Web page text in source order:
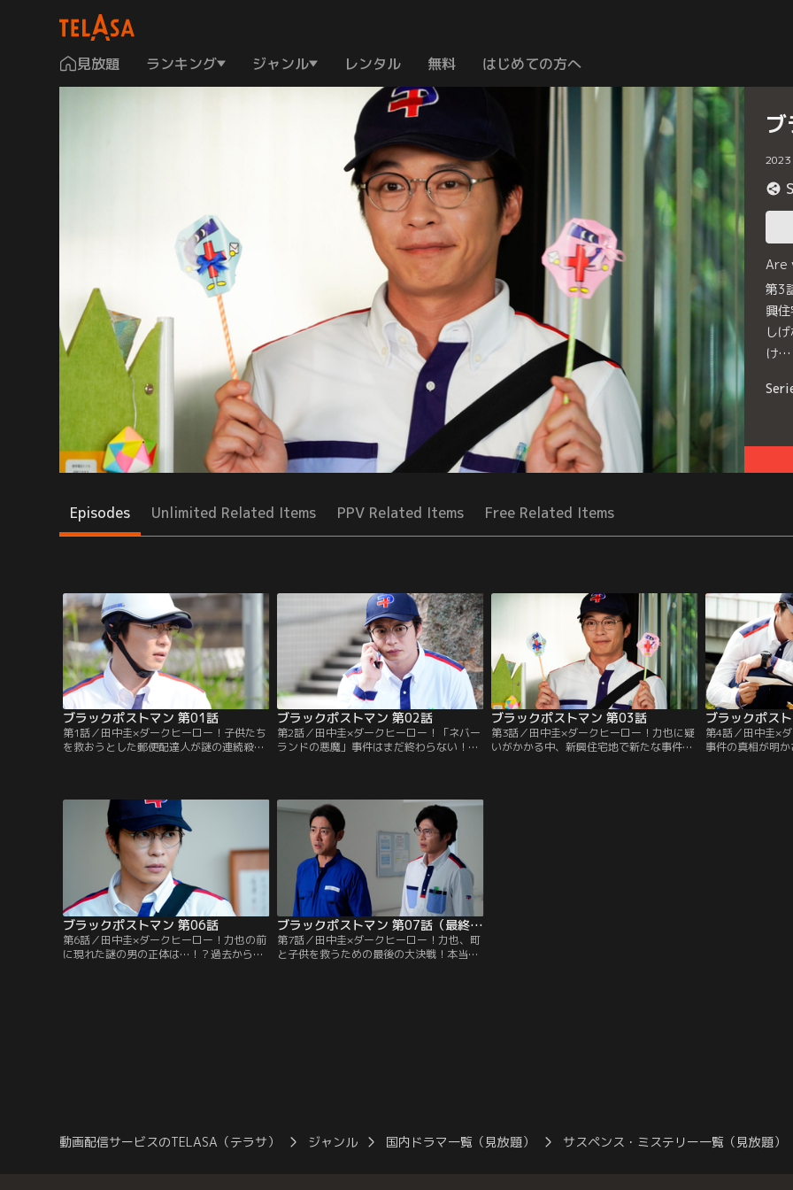
見放題 ランキング ジャンル レンタル 無料 はじめての方へ
2023
Are
第3
興
し
け…
Episodes Unlimited Related Items PPV Related Items Free Related Items
ブラックポストマン 第01話
第1話／田中圭×ダークヒーロー！子供たち
を救おうとした郵便配達人が謎の連続殺人
ブラックポストマン 第02話
第2話／田中圭×ダークヒーロー！「ネバー
ランドの悪魔」事件はまだ終わらない！？
ブラックポストマン 第03話
第3話／田中圭×ダークヒーロー！力也に疑
いがかかる中、新興住宅地で新たな事件が
ブラックポス
第4話／田中圭×
事件の真相が明
ブラックポストマン 第06話
第6話／田中圭×ダークヒーロー！力也の前
に現れた謎の男の正体は…！？過去から現
ブラックポストマン 第07話（最終話）
第7話／田中圭×ダークヒーロー！力也、町
と子供を救うための最後の大決戦！本当の
動画配信サービスのTELASA（テラサ） ジャンル 国内ドラマ一覧（見放題） サスペンス・ミステリー一覧（見放題）